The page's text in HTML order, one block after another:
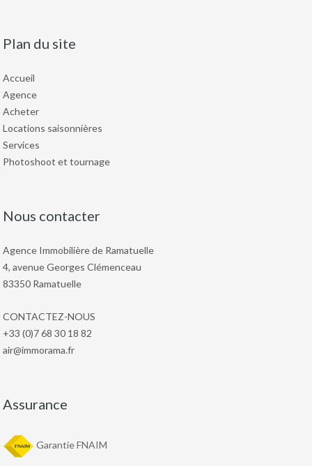
Plan du site
Accueil
Agence
Acheter
Locations saisonnières
Services
Photoshoot et tournage
Nous contacter
Agence Immobilière de Ramatuelle
4, avenue Georges Clémenceau
83350 Ramatuelle
CONTACTEZ-NOUS
+33 (0)7 68 30 18 82
air@immorama.fr
Assurance
Garantie FNAIM